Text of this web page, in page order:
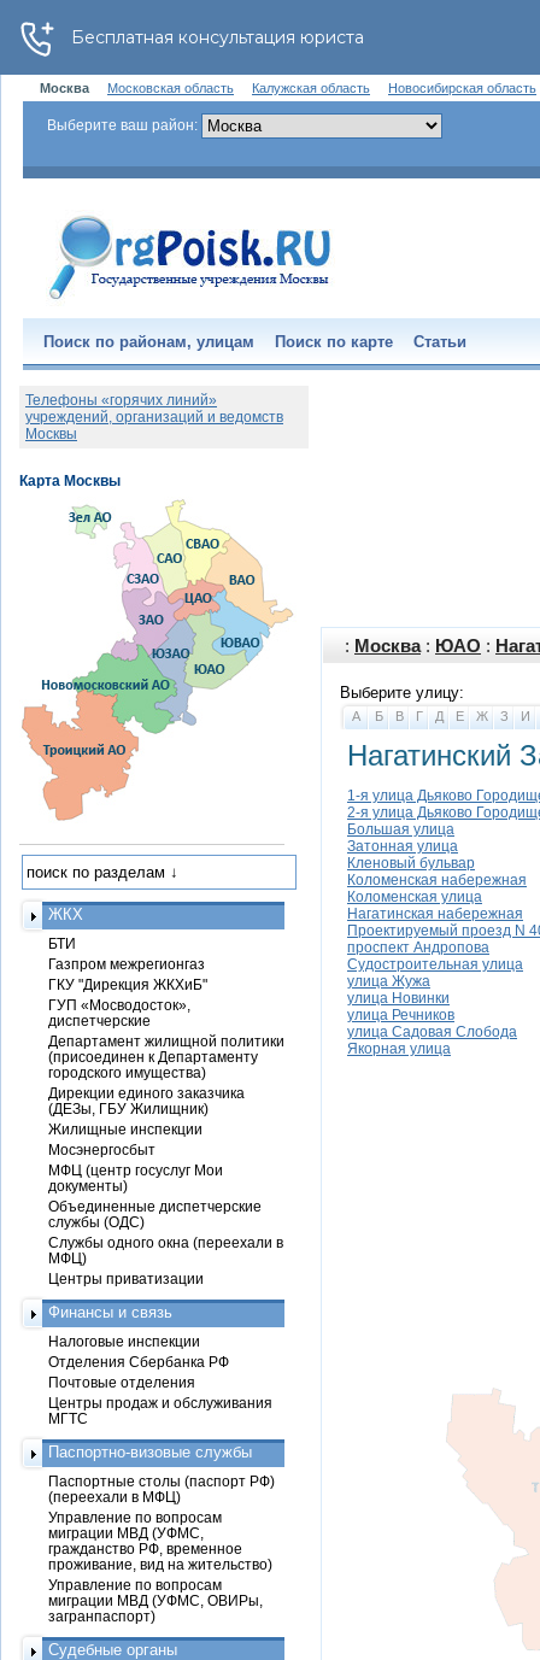
Москва Московская область Калужская область Новосибирская область
Выберите ваш район:
Поиск по районам, улицам Поиск по карте Статьи
: Москва: ЮАО :
Выберите улицу:
А Б В Г Д Е Ж З И
Нагатинский
1-я улица Дьяково
2-я улица Дьяково
Большая улица
Затонная улица
Кленовый бульвар
Коломенская набережная
Коломенская улица
Нагатинская набережная
Проектируемый проезд N
проспект Андропова
Судостроительная улица
улица Жужа
улица Новинки
улица Речников
улица Садовая Слобода
Якорная улица
Телефоны «горячих линий»
учреждений, организаций и ведомств
Москвы
ЖКХ
БТИ
Газпром межрегионгаз
ГКУ "Дирекция ЖКХиБ"
ГУП «Мосводосток»,
диспетчерские
Департамент жилищной политики
(присоединен к Департаменту
городского имущества)
Дирекции единого заказчика
(ДЕЗы, ГБУ Жилищник)
Жилищные инспекции
Мосэнергосбыт
МФЦ (центр госуслуг Мои
документы)
Объединенные диспетчерские
службы (ОДС)
Службы одного окна (переехали в
МФЦ)
Центры приватизации
Финансы и связь
Налоговые инспекции
Отделения Сбербанка РФ
Почтовые отделения
Центры продаж и обслуживания
МГТС
Паспортно-визовые службы
Паспортные столы (паспорт РФ)
(переехали в МФЦ)
Управление по вопросам
миграции МВД (УФМС,
гражданство РФ, временное
проживание, вид на жительство)
Управление по вопросам
миграции МВД (УФМС, ОВИРы,
загранпаспорт)
Судебные органы